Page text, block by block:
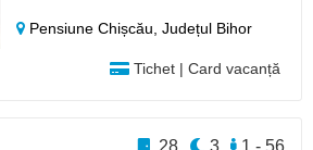
Pensiune Chișcău,Județul Bihor
Tichet | Card vacanță
1 - 56
3
28